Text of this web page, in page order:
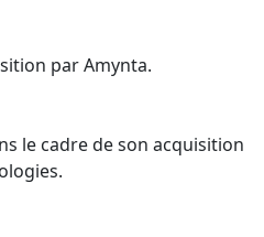
par Amynta.
le cadre de son acquisition